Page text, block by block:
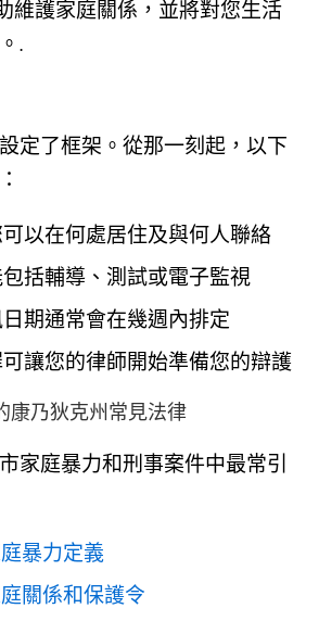
維護家庭關係，並將對您生活
.
定了框架。從那一刻起，以下
以在何處居住及與何人聯絡
括輔導、測試或電子監視
期通常會在幾週內排定
讓您的律師開始準備您的辯護
康乃狄克州常見法律
家庭暴力和刑事案件中最常引
暴力定義
關係和保護令